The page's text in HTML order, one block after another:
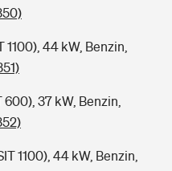
1100), 44 kW, Benzin,
600), 37 kW, Benzin,
1100), 44 kW, Benzin,